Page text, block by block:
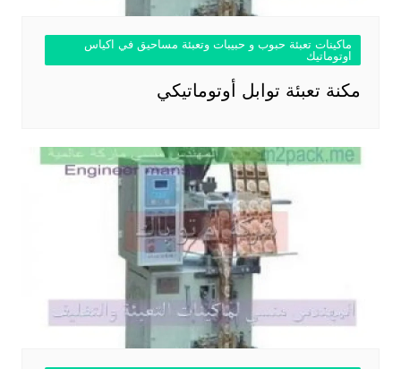
ماكينات تعبئة حبوب و حبيبات وتعبئة مساحيق في اكياس
اوتوماتيك
مكنة تعبئة توابل أوتوماتيكي